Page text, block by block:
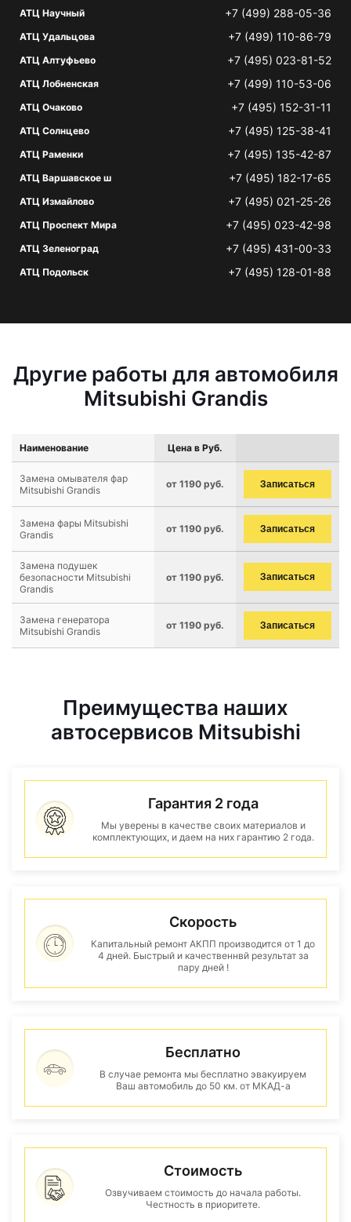
АТЦ Научный +7 (499) 288-05-36
АТЦ Удальцова +7 (499) 110-86-79
АТЦ Алтуфьево +7 (495) 023-81-52
АТЦ Лобненская +7 (499) 110-53-06
АТЦ Очаково +7 (495) 152-31-11
АТЦ Солнцево +7 (495) 125-38-41
АТЦ Раменки +7 (495) 135-42-87
АТЦ Варшавское ш +7 (495) 182-17-65
АТЦ Измайлово +7 (495) 021-25-26
АТЦ Проспект Мира +7 (495) 023-42-98
АТЦ Зеленоград +7 (495) 431-00-33
АТЦ Подольск +7 (495) 128-01-88
Другие работы для автомобиля
Mitsubishi Grandis
Наименование Цена в Руб.
Замена омывателя фар
Mitsubishi Grandis
от 1190 руб. Записаться
Замена фары Mitsubishi
Grandis
от 1190 руб. Записаться
Замена подушек
безопасности Mitsubishi
Grandis
от 1190 руб. Записаться
Замена генератора
Mitsubishi Grandis
от 1190 руб. Записаться
Преимущества наших
автосервисов Mitsubishi
Гарантия 2 года
Мы уверены в качестве своих материалов и
комплектующих, и даем на них гарантию 2 года.
Скорость
Капитальный ремонт АКПП производится от 1 до
4 дней. Быстрый и качественнвй результат за
пару дней !
Бесплатно
В случае ремонта мы бесплатно эвакуируем
Ваш автомобиль до 50 км. от МКАД-а
Стоимость
Озвучиваем стоимость до начала работы.
Честность в приоритете.